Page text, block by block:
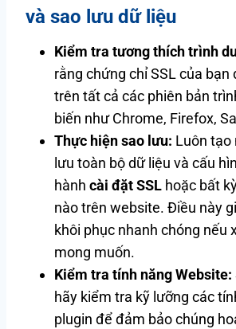
và sao lưu dữ liệu
Kiểm tra tương thích trình
rằng chứng chỉ SSL của bạn
trên tất cả các phiên bản
biến như Chrome, Firefox,
Thực hiện sao lưu: Luôn tạo
lưu toàn bộ dữ liệu và cấu
hành cài đặt SSL hoặc bất
nào trên website. Điều này
khôi phục nhanh chóng nếu
mong muốn.
Kiểm tra tính năng Website:
hãy kiểm tra kỹ lưỡng các
plugin để đảm bảo chúng